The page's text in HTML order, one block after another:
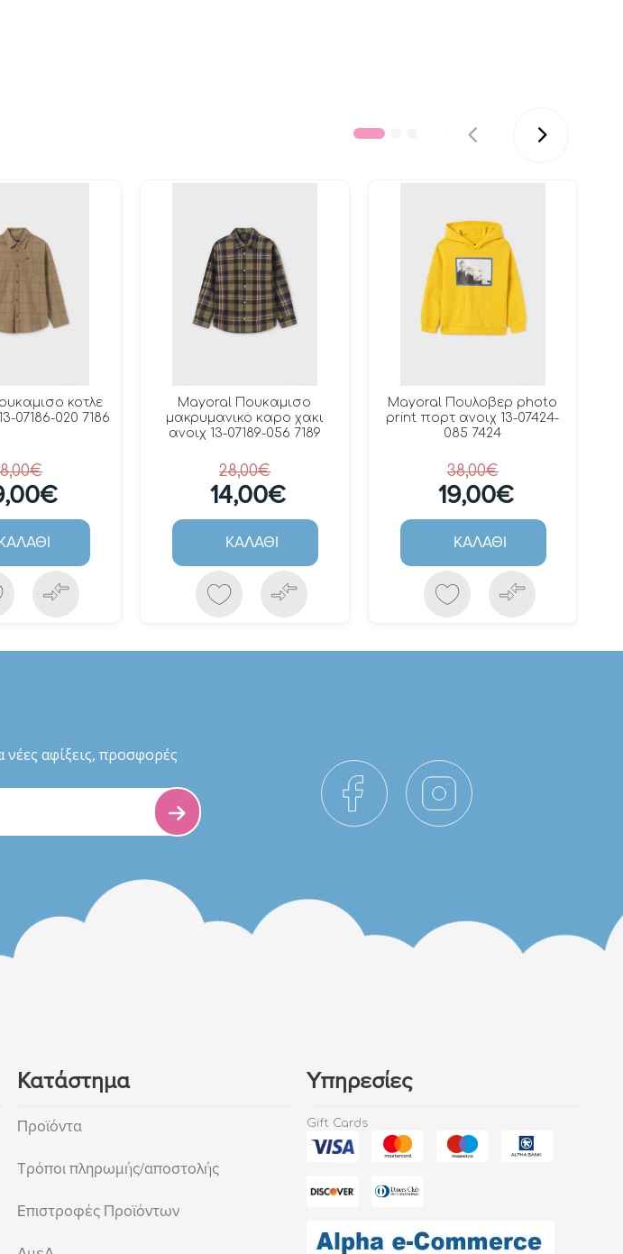
κοτλε
07186-020 7186
Mayoral Πουκαμισο
μακρυμανικο καρο χακι
ανοιχ 13-07189-056 7189
28,00€
14,00€
ΚΑΛΆΘΙ
Mayoral Πουλοβερ photo
print πορτ ανοιχ 13-07424-
085 7424
38,00€
19,00€
ΚΑΛΆΘΙ
νέες αφίξεις, προσφορές
Κατάστημα
Προϊόντα
Τρόποι πληρωμής/αποστολής
Επιστροφές Προϊόντων
Υπηρεσίες
Gift Cards